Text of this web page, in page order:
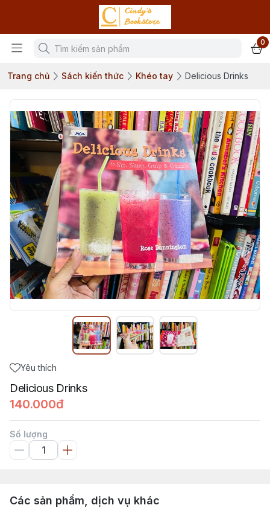
0
Trang chủ Sách kiến thức Khéo tay Delicious Drinks
Yêu thích
Delicious Drinks
140.000đ
Số lượng
Các sản phẩm, dịch vụ khác